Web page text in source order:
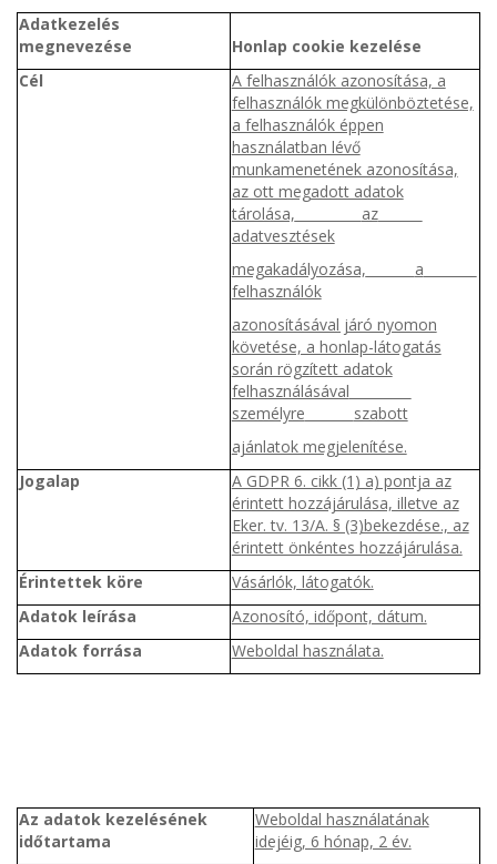
Adatkezelés
megnevezése
Honlap cookie kezelése
Cél
A felhasználók azonosítása, a
felhasználók megkülönböztetése,
a felhasználók éppen
használatban lévő
munkamenetének azonosítása,
az ott megadott adatok
tárolása,
az
adatvesztések
megakadályozása,
a
felhasználók
azonosításával járó nyomon
követése, a honlap-látogatás
során rögzített adatok
felhasználásával
személyre
szabott
ajánlatok megjelenítése.
Jogalap
A GDPR 6. cikk (1) a) pontja az
érintett hozzájárulása, illetve az
Eker. tv. 13/A. § (3)bekezdése., az
érintett önkéntes hozzájárulása.
Érintettek köre
Vásárlók, látogatók.
Adatok leírása
Azonosító, időpont, dátum.
Adatok forrása
Weboldal használata.
Az adatok kezelésének
időtartama
Weboldal használatának
idejéig, 6 hónap, 2 év.